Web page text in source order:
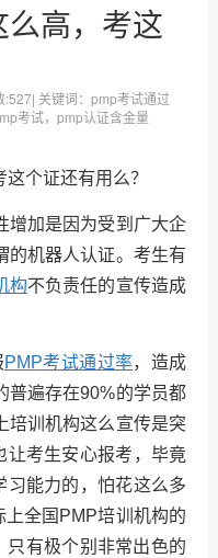
高，考这
:527| 关键词：pmp考试通过
考试，pmp认证含金量
个证还有用么？
增加是因为受到广大企
的机器人认证。考生有
构不负责任的宣传造成
PMP考试通过率，造成
普遍存在90%的学员都
培训机构这么宣传是突
让考生安心报考，毕竟
习能力的，怕花这么多
全国PMP培训机构的
只有极个别非常出色的